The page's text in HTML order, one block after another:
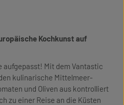
Kochkunst auf
aufgepasst! Mit dem Vantastic
kulinarische Mittelmeer-
und Oliven aus kontrolliert
zu einer Reise an die Küsten